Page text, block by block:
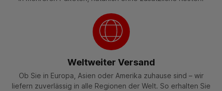
Weltweiter Versand
Ob Sie in Europa, Asien oder Amerika zuhause sind – wir
liefern zuverlässig in alle Regionen der Welt. So erhalten Sie